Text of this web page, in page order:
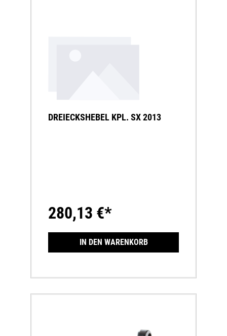
DREIECKSHEBEL KPL. SX 2013
280,13 €*
IN DEN WARENKORB